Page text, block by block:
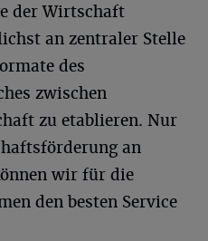
der Wirtschaft
an zentraler Stelle
des
zwischen
zu etablieren. Nur
an
wir für die
den besten Service